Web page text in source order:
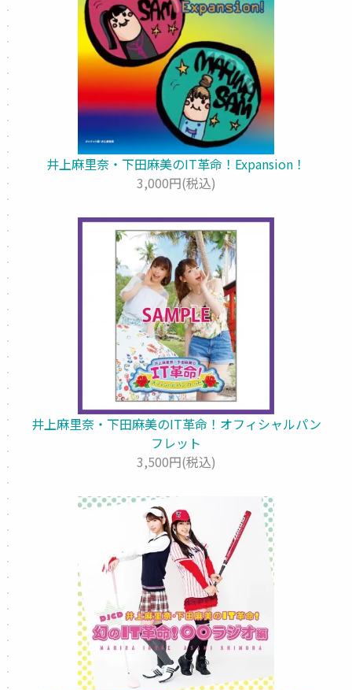
井上麻里奈・下田麻美のIT革命！Expansion！
3,000円(税込)
井上麻里奈・下田麻美のIT革命！オフィシャルパン
フレット
3,500円(税込)